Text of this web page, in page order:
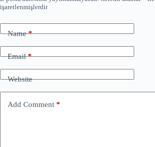
işaretlenmişlerdir
Name*
Email*
Website
Add Comment *